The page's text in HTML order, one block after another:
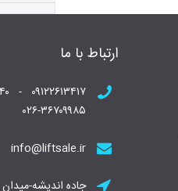
ارتباط با ما
۰۲۶-۳۶۷۰۹۹۸۵
info@liftsale.ir
جاده اندیشه-میدان